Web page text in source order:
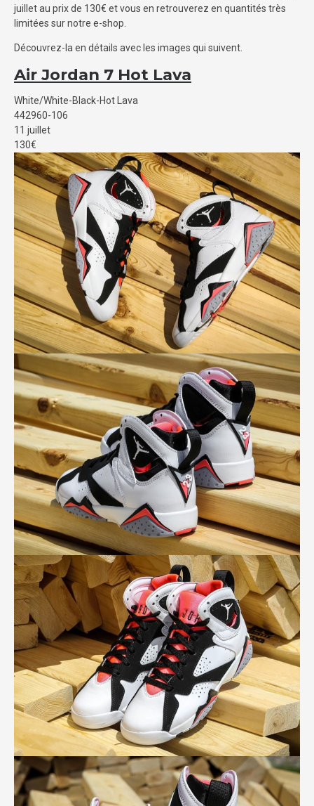
juillet au prix de 130€ et vous en retrouverez en quantités très
limitées sur notre e-shop.
Découvrez-la en détails avec les images qui suivent.
Air Jordan 7 Hot Lava
White/White-Black-Hot Lava
442960-106
11 juillet
130€